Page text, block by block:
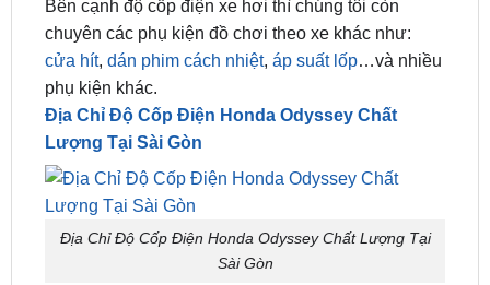
cửa hít,dán phim cách nhiệt, áp suất lốp…và nhiều
phụ kiện khác.
Địa Chỉ Độ Cốp Điện Honda Odyssey Chất
Lượng Tại Sài Gòn
Địa Chỉ Độ Cốp Điện Honda Odyssey Chất Lượng Tại
là đơn vị phân phối và